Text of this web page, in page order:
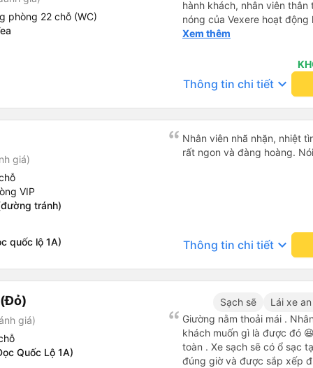
lập tức rằng họ sẽ yêu cầu
đã tìm thấy chúng và sắp
tôi trả lại chúng để chúng
phòng 22 chỗ (WC)
hành khách, nhân viên
nóng của Vexere hoạt
với khách hàng. Nhược
quay lại, điều này có thể
vì điểm trả khách chỉ ở
không phải ở nhà tôi :) Ưu
Tôi hy vọng ứng dụng và
mang đến nhiều tiện ích
quá nhanh, chọn dễ dàng
sửa, dẫn đến nguy cơ bị
hàng, chỉ tại văn phòng đại
Điểm cộng: Xe xuất bến và
ký. Nhân viên chuyên
sao cho cả app Vexere và
triển để mang lại trải
Xem thêm
Thông tin chi tiết keyboard_arrow_down
giá)
VIP
tránh)
quốc lộ 1A)
Nhân viên nhã nhặn, nhiệt
rất ngon và đàng hoàng.
Thông tin chi tiết keyboard_arrow_down
giá)
Quốc Lộ 1A)
Sạch sẽ Lái xe
Giường nằm thoải mái .
khách muốn gì là được đó
toàn . Xe sạch sẽ có ổ sạc
đúng giờ và được sắp xếp